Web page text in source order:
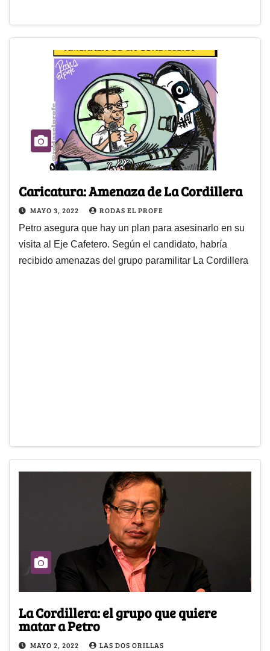
Caricatura: Amenaza de La Cordillera
MAYO 3, 2022 RODAS EL PROFE
Petro asegura que hay un plan para asesinarlo en su
visita al Eje Cafetero. Según el candidato, habría
recibido amenazas del grupo paramilitar La Cordillera
La Cordillera: el grupo que quiere
matar a Petro
MAYO 2, 2022 LAS DOS ORILLAS